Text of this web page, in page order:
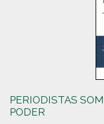
PERIODISTAS
PODER